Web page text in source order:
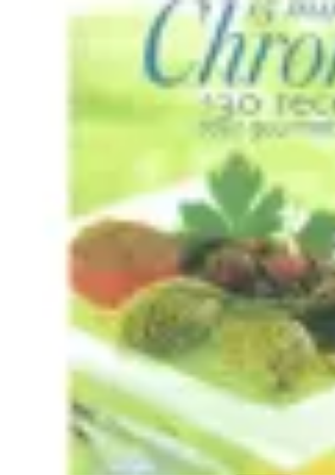
Recettes de Poissons
Recettes de Papillote
Recettes Faciles
Recettes de Poisson
Recettes de Poissons